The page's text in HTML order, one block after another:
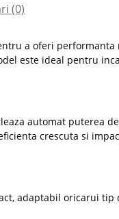
(0)
a oferi
este ideal pentru
automat puterea
crescuta si
adaptabil oricarui